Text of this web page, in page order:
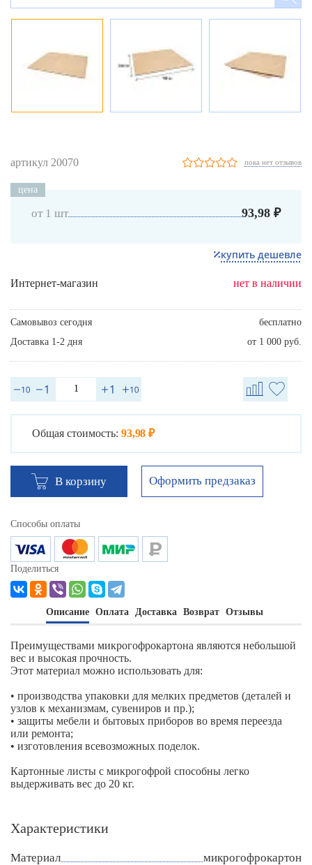
артикул 20070 пока нет отзывов
цена
от 1 шт 93,98 ₽
купить дешевле
Интернет-магазин нет в наличии
Самовывоз сегодня
бесплатно
Доставка 1-2 дня
от 1 000 руб.
Общая стоимость: 93,98 ₽
В корзину Оформить предзаказ
Способы оплаты
Поделиться
Описание Оплата Доставка Возврат Отзывы
Преимуществами микрогофрокартона являются небольшой
вес и высокая прочность.
Этот материал можно использовать для:
• производства упаковки для мелких предметов (деталей и
узлов к механизмам, сувениров и пр.);
• защиты мебели и бытовых приборов во время переезда
или ремонта;
• изготовления всевозможных поделок.
Картонные листы с микрогофрой способны легко
выдерживать вес до 20 кг.
Характеристики
Материал
микрогофрокартон